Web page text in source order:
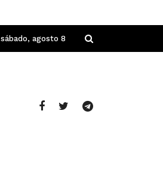
sábado, agosto 8